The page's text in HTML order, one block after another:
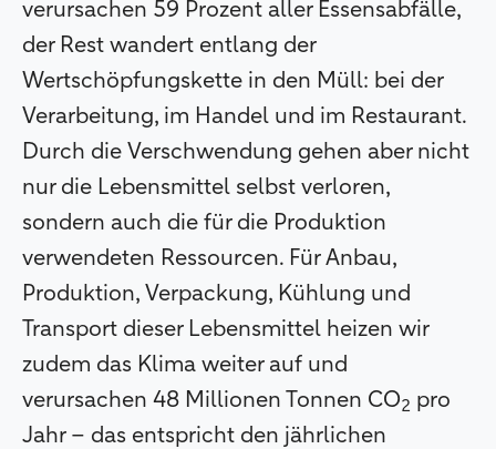
verursachen 59 Prozent aller Essensabfälle,
der Rest wandert entlang der
Wertschöpfungskette in den Müll: bei der
Verarbeitung, im Handel und im Restaurant.
Durch die Verschwendung gehen aber nicht
nur die Lebensmittel selbst verloren,
sondern auch die für die Produktion
verwendeten Ressourcen. Für Anbau,
Produktion, Verpackung, Kühlung und
Transport dieser Lebensmittel heizen wir
zudem das Klima weiter auf und
verursachen 48 Millionen Tonnen CO2 pro
Jahr – das entspricht den jährlichen